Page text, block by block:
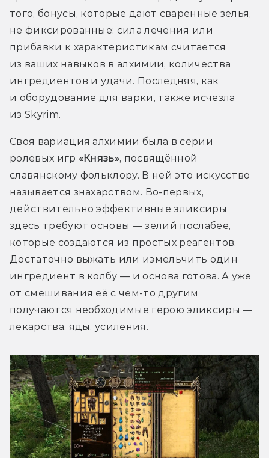
того, бонусы, которые дают сваренные зелья,
не фиксированные: сила лечения или
прибавки к характеристикам считается
из ваших навыков в алхимии, количества
ингредиентов и удачи. Последняя, как
и оборудование для варки, также исчезла
из Skyrim.
Своя вариация алхимии была в серии
ролевых игр «Князь», посвящённой
славянскому фольклору. В ней это искусство
называется знахарством. Во-первых,
действительно эффективные эликсиры
здесь требуют основы — зелий послабее,
которые создаются из простых реагентов.
Достаточно выжать или измельчить один
ингредиент в колбу — и основа готова. А уже
от смешивания её с чем-то другим
получаются необходимые герою эликсиры —
лекарства, яды, усиления.